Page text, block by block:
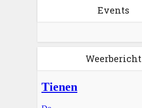
Events
Weerbericht